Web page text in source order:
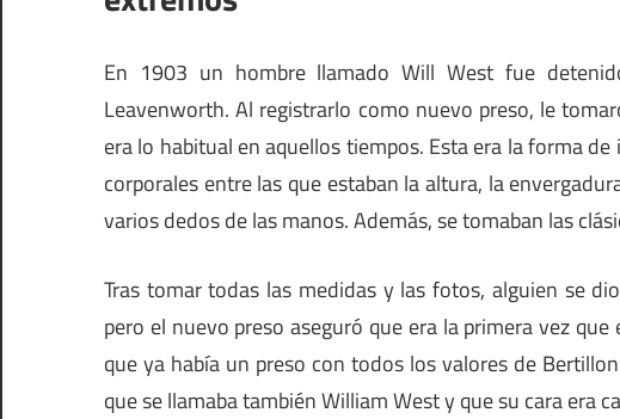
En 1903 un hombre llamado Will West fue
Leavenworth. Al registrarlo como nuevo preso, le
era lo habitual en aquellos tiempos. Esta era la forma
corporales entre las que estaban la altura, la
varios dedos de las manos. Además, se tomaban las
Tras tomar todas las medidas y las fotos, alguien se
pero el nuevo preso aseguró que era la primera vez
que ya había un preso con todos los valores de
que se llamaba también William West y que su cara era